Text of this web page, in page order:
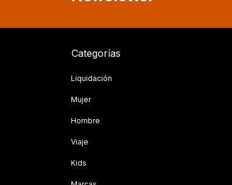
Categorías
Liquidación
Mujer
Hombre
Viaje
Kids